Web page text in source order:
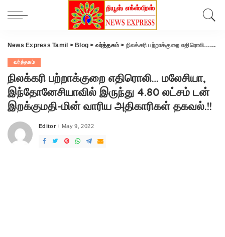
News Express Tamil > Blog > வர்த்தகம் > நிலக்கரி பற்றாக்குறை எதிரொலி… மலேசியா, இந்தோனேசியாவில் இருந்து 4.80 லட்சம் டன் இறக்குமதி-மின் வாரிய அதிகாரிகள் தகவல்.!!
வர்த்தகம்
நிலக்கரி பற்றாக்குறை எதிரொலி… மலேசியா,
இந்தோனேசியாவில் இருந்து 4.80 லட்சம் டன்
இறக்குமதி-மின் வாரிய அதிகாரிகள் தகவல்.!!
Posted
Editor May 9, 2022